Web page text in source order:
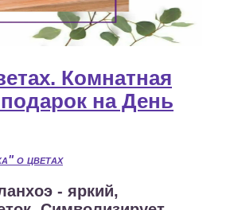
Комнатная
на День
о цветах
- яркий,